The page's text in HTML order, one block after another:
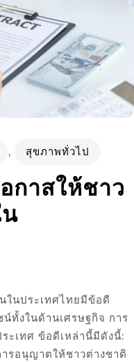
, สุขภาพทั่วไป
กาสให้ชาว
ในประเทศไทยมีข้อดี
ทั้งในด้านเศรษฐกิจ การ
ะเทศ ข้อดีเหล่านี้มีดังนี้:
รอนุญาตให้ชาวต่างชาติ